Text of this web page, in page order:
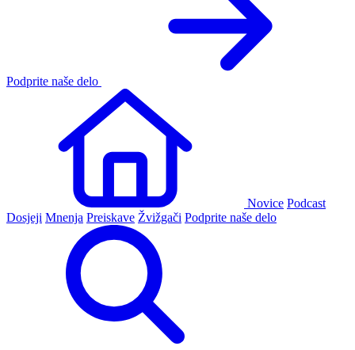
Podprite naše delo
Novice Podcast
Dosjeji Mnenja Preiskave Žvižgači Podprite naše delo